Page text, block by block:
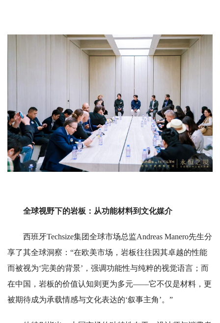
全球视野下的岩板：从功能材料到文化媒介
西班牙Techsize集团全球市场总监Andreas Manero先生分
享了其全球洞察：“在欧美市场，岩板往往因其卓越的性能
而被视为‘完美的背景’，强调功能性与纯粹的视觉语言；而
在中国，岩板的价值认知则更为多元——它不仅是材料，更
被期待成为承载情感与文化表达的‘叙事主角’。”